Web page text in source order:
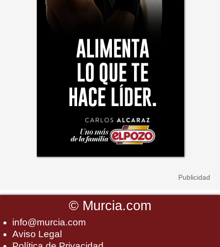
© Murcia.com
info@murcia.com
Aviso Legal